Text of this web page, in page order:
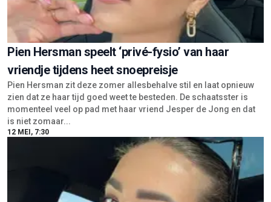
Pien Hersman speelt ‘privé-fysio’ van haar
vriendje tijdens heet snoepreisje
Pien Hersman zit deze zomer allesbehalve stil en laat opnieuw
zien dat ze haar tijd goed weet te besteden. De schaatsster is
momenteel veel op pad met haar vriend Jesper de Jong en dat
is niet zomaar...
12 MEI, 7:30